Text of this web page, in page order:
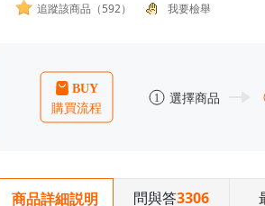
追蹤該商品（592）
我要檢舉
商品詳細説明 問與答3306